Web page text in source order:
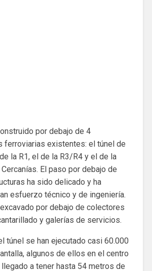
por debajo de 4
ferroviarias existentes: el túnel de
la R1, el de la R3/R4 y el de la
Cercanías. El paso por debajo de
ha sido delicado y ha
esfuerzo técnico y de ingeniería.
por debajo de colectores
y galerías de servicios.
túnel se han ejecutado casi 60.000
algunos de ellos en el centro
a tener hasta 54 metros de